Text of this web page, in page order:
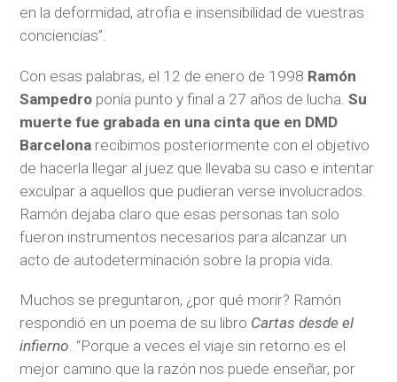
en la deformidad, atrofia e insensibilidad de vuestras
conciencias”.
Con esas palabras, el 12 de enero de 1998 Ramón
Sampedro ponía punto y final a 27 años de lucha. Su
muerte fue grabada en una cinta que en DMD
Barcelona recibimos posteriormente con el objetivo
de hacerla llegar al juez que llevaba su caso e intentar
exculpar a aquellos que pudieran verse involucrados.
Ramón dejaba claro que esas personas tan solo
fueron instrumentos necesarios para alcanzar un
acto de autodeterminación sobre la propia vida.
Muchos se preguntaron, ¿por qué morir? Ramón
respondió en un poema de su libro Cartas desde el
infierno. “Porque a veces el viaje sin retorno es el
mejor camino que la razón nos puede enseñar, por